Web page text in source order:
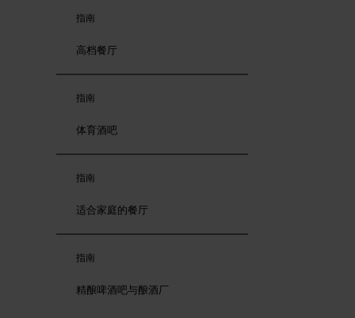
指南
高档餐厅
指南
体育酒吧
指南
适合家庭的餐厅
指南
精酿啤酒吧与酿酒厂